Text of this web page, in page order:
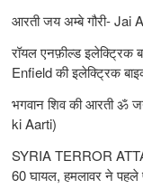
आरती जय अम्बे गौरी- Jai
रॉयल एनफ़ील्ड इलेक्ट्रिक
Enfield की इलेक्ट्रिक
भगवान शिव की आरती ॐ
ki Aarti)
SYRIA TERROR
60 घायल, हमलावर ने पहले